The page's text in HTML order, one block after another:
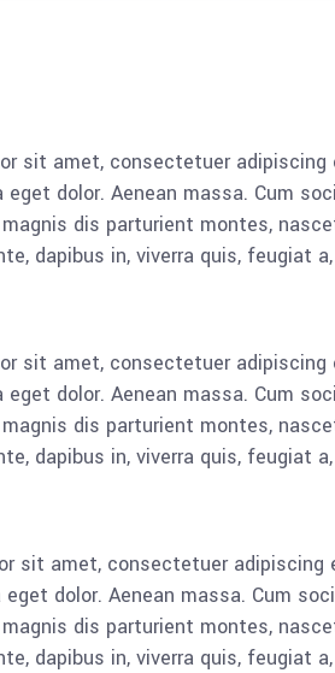
sit amet, consectetuer adipiscing
eget dolor. Aenean massa. Cum
dis parturient montes,
dapibus in, viverra quis, feugiat
sit amet, consectetuer adipiscing
eget dolor. Aenean massa. Cum
dis parturient montes,
dapibus in, viverra quis, feugiat
sit amet, consectetuer adipiscing
dolor. Aenean massa. Cum
dis parturient montes,
dapibus in, viverra quis, feugiat